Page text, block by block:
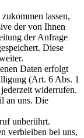
lassen,
der von Ihnen
der Anfrage
Diese
Daten erfolgt
(Art. 6 Abs. 1
widerrufen.
an uns. Die
unberührt.
verbleiben bei uns,